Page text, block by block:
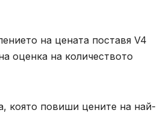
на цената поставя V4
оценка на количеството
която повиши цените на най-